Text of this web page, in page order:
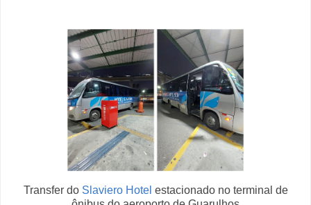
Transfer do Slaviero Hotel estacionado no terminal de